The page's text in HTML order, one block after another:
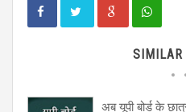
SIMILAR
अब यूपी बोर्ड के